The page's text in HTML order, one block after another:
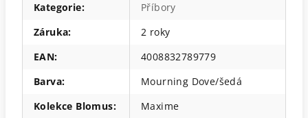
Kategorie:
Příbory
Záruka:
2 roky
EAN:
4008832789779
Barva:
Mourning Dove/šedá
Kolekce Blomus:
Maxime